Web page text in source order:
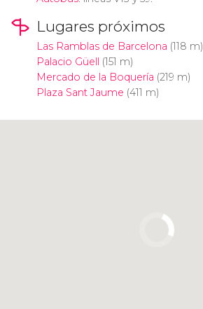
Lugares próximos
Las Ramblas de Barcelona (118 m)
Palacio Güell (151 m)
Mercado de la Boquería (219 m)
Plaza Sant Jaume (411 m)